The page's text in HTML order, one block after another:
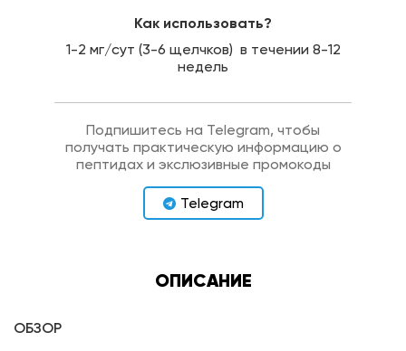
Как использовать?
1-2 мг/сут (3-6 щелчков) в течении 8-12
недель
Подпишитесь на Telegram, чтобы
получать практическую информацию о
пептидах и экслюзивные промокоды
Telegram
ОПИСАНИЕ
ОБЗОР